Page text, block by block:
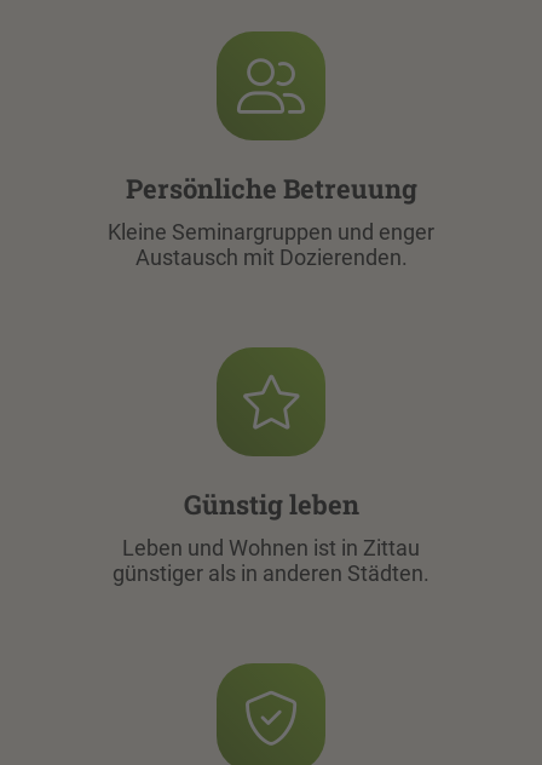
Persönliche Betreuung
Kleine Seminargruppen und enger
Austausch mit Dozierenden.
Günstig leben
Leben und Wohnen ist in Zittau
günstiger als in anderen Städten.